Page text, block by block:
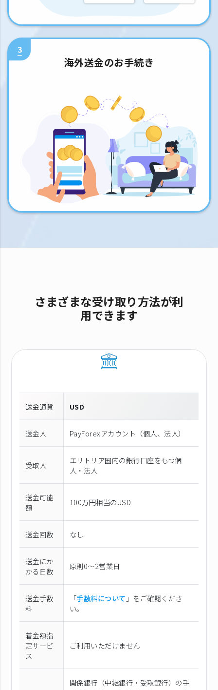
3
海外送金のお手続き
さまざまな受け取り方法が利
用できます
送金通貨 USD
送金人 PayForexアカウント（個⼈、法⼈）
受取人
エリトリア国内の銀行口座をもつ個
人・法人
送金可能
額
100万円相当のUSD
送金回数 なし
送金にか
かる日数
原則0〜2営業日
送金手数
料
「手数料について 」をご確認くださ
い。
着金額指
定サービ
ス
ご利用いただけません
関係銀行（中継銀行・受取銀行）の手